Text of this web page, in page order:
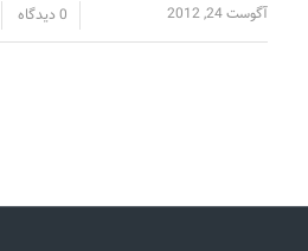
آگوست 24, 2012 0 دیدگاه